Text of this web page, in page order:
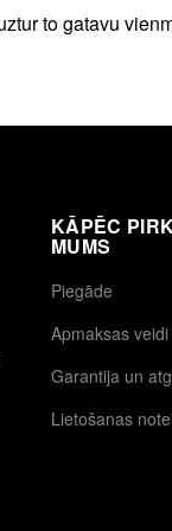
to gatavu
KĀPĒC
MUMS
Piegāde
Apmaksas veidi
Garantija un
Lietošanas